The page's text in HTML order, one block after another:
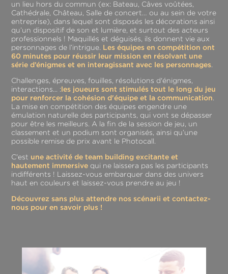
un lieu hors du commun (ex: Bateau, Câves voûtées,
Cathédrale, Château, Salle de concert… ou au sein de votre
entreprise), dans lequel sont disposés les décorations ainsi
qu’un dispositif de son et lumière, et surtout des acteurs
professionnels ! Maquillés et déguisés, ils donnent vie aux
personnages de l’intrigue. Les équipes en compétition ont
60 minutes pour réussir leur mission en résolvant une
série d’énigmes et en interagissant avec les personnages.
Challenges, épreuves, fouilles, résolutions d'énigmes,
interactions... : les joueurs sont stimulés tout le long du jeu
pour renforcer la cohésion d'équipe et la communication.
La mise en compétition des équipes engendre une
émulation naturelle des participants, qui vont se dépasser
pour être les meilleurs. A la fin de la session de jeu, un
classement et un podium sont organisés, ainsi qu’une
possible remise de prix avant le Photocall.
C'est une activité de team building excitante et
hautement immersive qui ne laissera pas les participants
indifférents ! Laissez-vous embarquer dans des univers
haut en couleurs et laissez-vous prendre au jeu !
Découvrez sans plus attendre nos scénarii et contactez-
nous pour en savoir plus !